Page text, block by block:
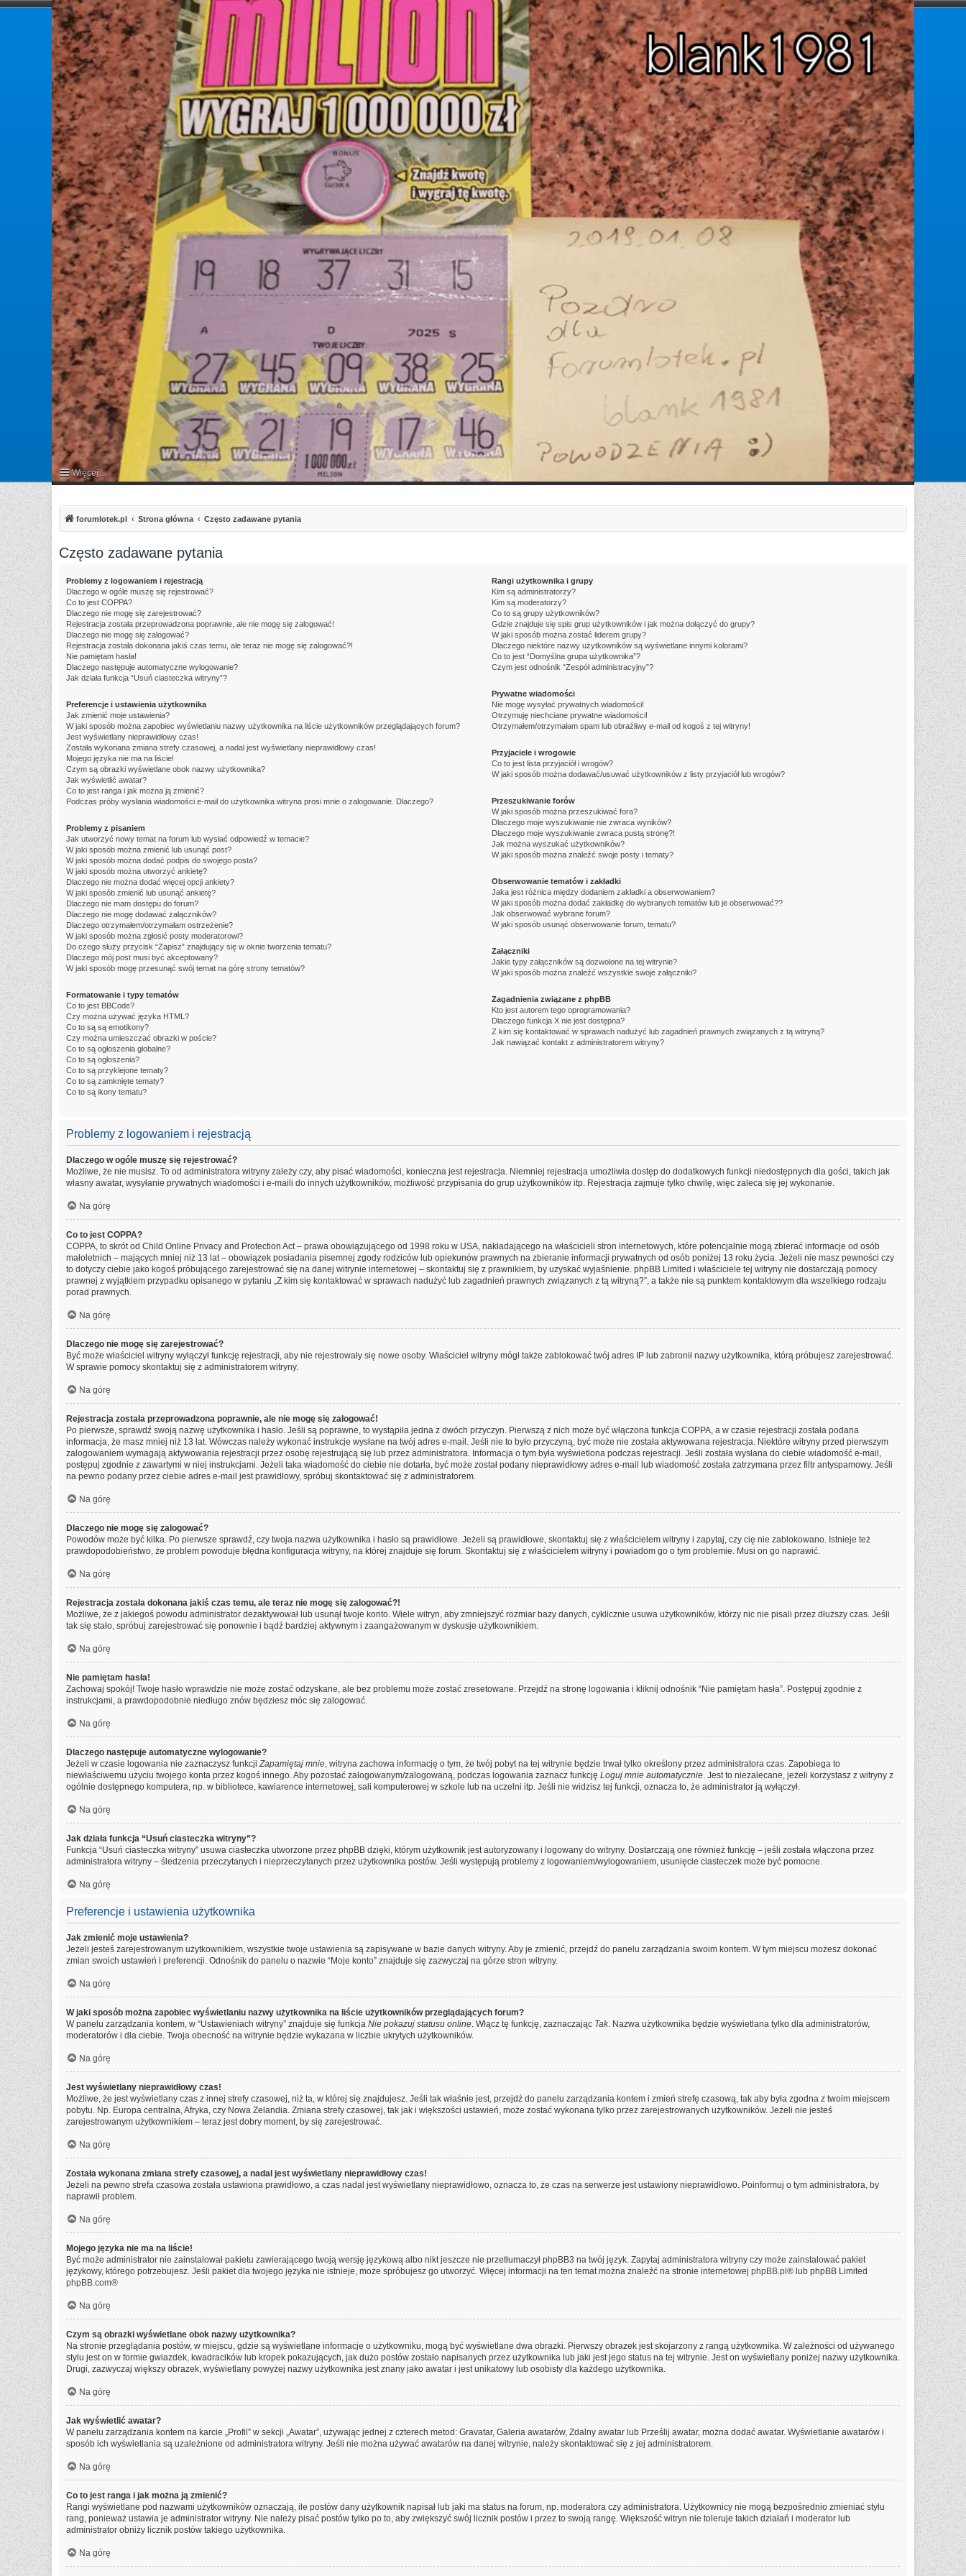
forumlotek.pl
Forum gier liczbowych
Więcej… Zaloguj się
Zarejestruj się
forumlotek.pl Strona główna Często zadawane pytania
Często zadawane pytania
Problemy z logowaniem i rejestracją
Dlaczego w ogóle muszę się rejestrować?
Co to jest COPPA?
Dlaczego nie mogę się zarejestrować?
Rejestracja została przeprowadzona poprawnie, ale nie mogę się zalogować!
Dlaczego nie mogę się zalogować?
Rejestracja została dokonana jakiś czas temu, ale teraz nie mogę się zalogować?!
Nie pamiętam hasła!
Dlaczego następuje automatyczne wylogowanie?
Jak działa funkcja “Usuń ciasteczka witryny”?
Preferencje i ustawienia użytkownika
Jak zmienić moje ustawienia?
W jaki sposób można zapobiec wyświetlaniu nazwy użytkownika na liście użytkowników przeglądających forum?
Jest wyświetlany nieprawidłowy czas!
Została wykonana zmiana strefy czasowej, a nadal jest wyświetlany nieprawidłowy czas!
Mojego języka nie ma na liście!
Czym są obrazki wyświetlane obok nazwy użytkownika?
Jak wyświetlić awatar?
Co to jest ranga i jak można ją zmienić?
Podczas próby wysłania wiadomości e-mail do użytkownika witryna prosi mnie o zalogowanie. Dlaczego?
Problemy z pisaniem
Jak utworzyć nowy temat na forum lub wysłać odpowiedź w temacie?
W jaki sposób można zmienić lub usunąć post?
W jaki sposób można dodać podpis do swojego posta?
W jaki sposób można utworzyć ankietę?
Dlaczego nie można dodać więcej opcji ankiety?
W jaki sposób zmienić lub usunąć ankietę?
Dlaczego nie mam dostępu do forum?
Dlaczego nie mogę dodawać załączników?
Dlaczego otrzymałem/otrzymałam ostrzeżenie?
W jaki sposób można zgłosić posty moderatorowi?
Do czego służy przycisk “Zapisz” znajdujący się w oknie tworzenia tematu?
Dlaczego mój post musi być akceptowany?
W jaki sposób mogę przesunąć swój temat na górę strony tematów?
Formatowanie i typy tematów
Co to jest BBCode?
Czy można używać języka HTML?
Co to są są emotikony?
Czy można umieszczać obrazki w poście?
Co to są ogłoszenia globalne?
Co to są ogłoszenia?
Co to są przyklejone tematy?
Co to są zamknięte tematy?
Co to są ikony tematu?
Rangi użytkownika i grupy
Kim są administratorzy?
Kim są moderatorzy?
Co to są grupy użytkowników?
Gdzie znajduje się spis grup użytkowników i jak można dołączyć do grupy?
W jaki sposób można zostać liderem grupy?
Dlaczego niektóre nazwy użytkowników są wyświetlane innymi kolorami?
Co to jest “Domyślna grupa użytkownika”?
Czym jest odnośnik “Zespół administracyjny”?
Prywatne wiadomości
Nie mogę wysyłać prywatnych wiadomości!
Otrzymuję niechciane prywatne wiadomości!
Otrzymałem/otrzymałam spam lub obraźliwy e-mail od kogoś z tej witryny!
Przyjaciele i wrogowie
Co to jest lista przyjaciół i wrogów?
W jaki sposób można dodawać/usuwać użytkowników z listy przyjaciół lub wrogów?
Przeszukiwanie forów
W jaki sposób można przeszukiwać fora?
Dlaczego moje wyszukiwanie nie zwraca wyników?
Dlaczego moje wyszukiwanie zwraca pustą stronę?!
Jak można wyszukać użytkowników?
W jaki sposób można znaleźć swoje posty i tematy?
Obserwowanie tematów i zakładki
Jaka jest różnica między dodaniem zakładki a obserwowaniem?
W jaki sposób można dodać zakładkę do wybranych tematów lub je obserwować??
Jak obserwować wybrane forum?
W jaki sposób usunąć obserwowanie forum, tematu?
Załączniki
Jakie typy załączników są dozwolone na tej witrynie?
W jaki sposób można znaleźć wszystkie swoje załączniki?
Zagadnienia związane z phpBB
Kto jest autorem tego oprogramowania?
Dlaczego funkcja X nie jest dostępna?
Z kim się kontaktować w sprawach nadużyć lub zagadnień prawnych związanych z tą witryną?
Jak nawiązać kontakt z administratorem witryny?
Problemy z logowaniem i rejestracją
Dlaczego w ogóle muszę się rejestrować?
Możliwe, że nie musisz. To od administratora witryny zależy czy, aby pisać wiadomości, konieczna jest rejestracja. Niemniej rejestracja umożliwia dostęp do dodatkowych funkcji niedostępnych dla gości, takich jak
własny awatar, wysyłanie prywatnych wiadomości i e-maili do innych użytkowników, możliwość przypisania do grup użytkowników itp. Rejestracja zajmuje tylko chwilę, więc zaleca się jej wykonanie.
Na górę
Co to jest COPPA?
COPPA, to skrót od Child Online Privacy and Protection Act – prawa obowiązującego od 1998 roku w USA, nakładającego na właścicieli stron internetowych, które potencjalnie mogą zbierać informacje od osób
małoletnich – mających mniej niż 13 lat – obowiązek posiadania pisemnej zgody rodziców lub opiekunów prawnych na zbieranie informacji prywatnych od osób poniżej 13 roku życia. Jeżeli nie masz pewności czy
to dotyczy ciebie jako kogoś próbującego zarejestrować się na danej witrynie internetowej – skontaktuj się z prawnikiem, by uzyskać wyjaśnienie. phpBB Limited i właściciele tej witryny nie dostarczają pomocy
prawnej z wyjątkiem przypadku opisanego w pytaniu „Z kim się kontaktować w sprawach nadużyć lub zagadnień prawnych związanych z tą witryną?”, a także nie są punktem kontaktowym dla wszelkiego rodzaju
porad prawnych.
Na górę
Dlaczego nie mogę się zarejestrować?
Być może właściciel witryny wyłączył funkcję rejestracji, aby nie rejestrowały się nowe osoby. Właściciel witryny mógł także zablokować twój adres IP lub zabronił nazwy użytkownika, którą próbujesz zarejestrować.
W sprawie pomocy skontaktuj się z administratorem witryny.
Na górę
Rejestracja została przeprowadzona poprawnie, ale nie mogę się zalogować!
Po pierwsze, sprawdź swoją nazwę użytkownika i hasło. Jeśli są poprawne, to wystąpiła jedna z dwóch przyczyn. Pierwszą z nich może być włączona funkcja COPPA, a w czasie rejestracji została podana
informacja, że masz mniej niż 13 lat. Wówczas należy wykonać instrukcje wysłane na twój adres e-mail. Jeśli nie to było przyczyną, być może nie została aktywowana rejestracja. Niektóre witryny przed pierwszym
zalogowaniem wymagają aktywowania rejestracji przez osobę rejestrującą się lub przez administratora. Informacja o tym była wyświetlona podczas rejestracji. Jeśli została wysłana do ciebie wiadomość e-mail,
postępuj zgodnie z zawartymi w niej instrukcjami. Jeżeli taka wiadomość do ciebie nie dotarła, być może został podany nieprawidłowy adres e-mail lub wiadomość została zatrzymana przez filtr antyspamowy. Jeśli
na pewno podany przez ciebie adres e-mail jest prawidłowy, spróbuj skontaktować się z administratorem.
Na górę
Dlaczego nie mogę się zalogować?
Powodów może być kilka. Po pierwsze sprawdź, czy twoja nazwa użytkownika i hasło są prawidłowe. Jeżeli są prawidłowe, skontaktuj się z właścicielem witryny i zapytaj, czy cię nie zablokowano. Istnieje też
prawdopodobieństwo, że problem powoduje błędna konfiguracja witryny, na której znajduje się forum. Skontaktuj się z właścicielem witryny i powiadom go o tym problemie. Musi on go naprawić.
Na górę
Rejestracja została dokonana jakiś czas temu, ale teraz nie mogę się zalogować?!
Możliwe, że z jakiegoś powodu administrator dezaktywował lub usunął twoje konto. Wiele witryn, aby zmniejszyć rozmiar bazy danych, cyklicznie usuwa użytkowników, którzy nic nie pisali przez dłuższy czas. Jeśli
tak się stało, spróbuj zarejestrować się ponownie i bądź bardziej aktywnym i zaangażowanym w dyskusje użytkownikiem.
Na górę
Nie pamiętam hasła!
Zachowaj spokój! Twoje hasło wprawdzie nie może zostać odzyskane, ale bez problemu może zostać zresetowane. Przejdź na stronę logowania i kliknij odnośnik “Nie pamiętam hasła”. Postępuj zgodnie z
instrukcjami, a prawdopodobnie niedługo znów będziesz móc się zalogować.
Na górę
Dlaczego następuje automatyczne wylogowanie?
Jeżeli w czasie logowania nie zaznaczysz funkcjiZapamiętaj mnie, witryna zachowa informację o tym, że twój pobyt na tej witrynie będzie trwał tylko określony przez administratora czas. Zapobiega to
niewłaściwemu użyciu twojego konta przez kogoś innego. Aby pozostać zalogowanym/zalogowaną, podczas logowania zaznacz funkcję Loguj mnie automatycznie. Jest to niezalecane, jeżeli korzystasz z witryny z
ogólnie dostępnego komputera, np. w bibliotece, kawiarence internetowej, sali komputerowej w szkole lub na uczelni itp. Jeśli nie widzisz tej funkcji, oznacza to, że administrator ją wyłączył.
Na górę
Jak działa funkcja “Usuń ciasteczka witryny”?
Funkcja “Usuń ciasteczka witryny” usuwa ciasteczka utworzone przez phpBB dzięki, którym użytkownik jest autoryzowany i logowany do witryny. Dostarczają one również funkcję – jeśli została włączona przez
administratora witryny – śledzenia przeczytanych i nieprzeczytanych przez użytkownika postów. Jeśli występują problemy z logowaniem/wylogowaniem, usunięcie ciasteczek może być pomocne.
Na górę
Preferencje i ustawienia użytkownika
Jak zmienić moje ustawienia?
Jeżeli jesteś zarejestrowanym użytkownikiem, wszystkie twoje ustawienia są zapisywane w bazie danych witryny. Aby je zmienić, przejdź do panelu zarządzania swoim kontem. W tym miejscu możesz dokonać
zmian swoich ustawień i preferencji. Odnośnik do panelu o nazwie “Moje konto” znajduje się zazwyczaj na górze stron witryny.
Na górę
W jaki sposób można zapobiec wyświetlaniu nazwy użytkownika na liście użytkowników przeglądających forum?
W panelu zarządzania kontem, w “Ustawieniach witryny” znajduje się funkcja Nie pokazuj statusu online. Włącz tę funkcję, zaznaczając Tak. Nazwa użytkownika będzie wyświetlana tylko dla administratorów,
moderatorów i dla ciebie. Twoja obecność na witrynie będzie wykazana w liczbie ukrytych użytkowników.
Na górę
Jest wyświetlany nieprawidłowy czas!
Możliwe, że jest wyświetlany czas z innej strefy czasowej, niż ta, w której się znajdujesz. Jeśli tak właśnie jest, przejdź do panelu zarządzania kontem i zmień strefę czasową, tak aby była zgodna z twoim miejscem
pobytu. Np. Europa centralna, Afryka, czy Nowa Zelandia. Zmiana strefy czasowej, tak jak i większości ustawień, może zostać wykonana tylko przez zarejestrowanych użytkowników. Jeżeli nie jesteś
zarejestrowanym użytkownikiem – teraz jest dobry moment, by się zarejestrować.
Na górę
Została wykonana zmiana strefy czasowej, a nadal jest wyświetlany nieprawidłowy czas!
Jeżeli na pewno strefa czasowa została ustawiona prawidłowo, a czas nadal jest wyświetlany nieprawidłowo, oznacza to, że czas na serwerze jest ustawiony nieprawidłowo. Poinformuj o tym administratora, by
naprawił problem.
Na górę
Mojego języka nie ma na liście!
Być może administrator nie zainstalował pakietu zawierającego twoją wersję językową albo nikt jeszcze nie przetłumaczył phpBB3 na twój język. Zapytaj administratora witryny czy może zainstalować pakiet
językowy, którego potrzebujesz. Jeśli pakiet dla twojego języka nie istnieje, może spróbujesz go utworzyć. Więcej informacji na ten temat można znaleźć na stronie internetowej phpBB.pl ® lub phpBB Limited
phpBB.com®
Na górę
Czym są obrazki wyświetlane obok nazwy użytkownika?
Na stronie przeglądania postów, w miejscu, gdzie są wyświetlane informacje o użytkowniku, mogą być wyświetlane dwa obrazki. Pierwszy obrazek jest skojarzony z rangą użytkownika. W zależności od używanego
stylu jest on w formie gwiazdek, kwadracików lub kropek pokazujących, jak dużo postów zostało napisanych przez użytkownika lub jaki jest jego status na tej witrynie. Jest on wyświetlany poniżej nazwy użytkownika.
Drugi, zazwyczaj większy obrazek, wyświetlany powyżej nazwy użytkownika jest znany jako awatar i jest unikatowy lub osobisty dla każdego użytkownika.
Na górę
Jak wyświetlić awatar?
W panelu zarządzania kontem na karcie „Profil” w sekcji „Awatar”, używając jednej z czterech metod: Gravatar, Galeria awatarów, Zdalny awatar lub Prześlij awatar, można dodać awatar. Wyświetlanie awatarów i
sposób ich wyświetlania są uzależnione od administratora witryny. Jeśli nie można używać awatarów na danej witrynie, należy skontaktować się z jej administratorem.
Na górę
Co to jest ranga i jak można ją zmienić?
Rangi wyświetlane pod nazwami użytkowników oznaczają, ile postów dany użytkownik napisał lub jaki ma status na forum, np. moderatora czy administratora. Użytkownicy nie mogą bezpośrednio zmieniać stylu
rang, ponieważ ustawia je administrator witryny. Nie należy pisać postów tylko po to, aby zwiększyć swój licznik postów i przez to swoją rangę. Większość witryn nie toleruje takich działań i moderator lub
administrator obniży licznik postów takiego użytkownika.
Na górę